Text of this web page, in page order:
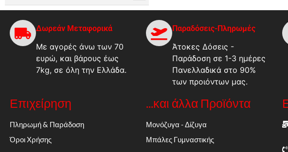
Δωρεάν Μεταφορικά
Με αγορές άνω των 70
ευρώ, και βάρους έως
7kg, σε όλη την Ελλάδα.
Παραδόσεις-Πληρωμές
Άτοκες Δόσεις -
Παράδοση σε 1-3 ημέρες
Πανελλαδικά στο 90%
των προιόντων μας.
Επιχείρηση
Πληρωμή & Παράδοση
Όροι Χρήσης
...και άλλα Προϊόντα
Μονόζυγα - Δίζυγα
Μπάλες Γυμναστικής